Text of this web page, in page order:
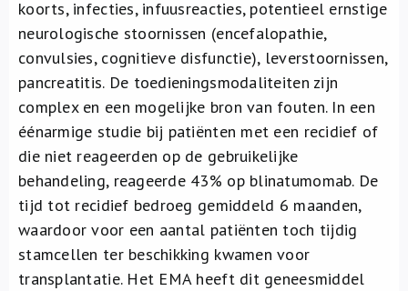
koorts, infecties, infuusreacties, potentieel ernstige
neurologische stoornissen (encefalopathie,
convulsies, cognitieve disfunctie), leverstoornissen,
pancreatitis. De toedieningsmodaliteiten zijn
complex en een mogelijke bron van fouten. In een
éénarmige studie bij patiënten met een recidief of
die niet reageerden op de gebruikelijke
behandeling, reageerde 43% op blinatumomab. De
tijd tot recidief bedroeg gemiddeld 6 maanden,
waardoor voor een aantal patiënten toch tijdig
stamcellen ter beschikking kwamen voor
transplantatie. Het EMA heeft dit geneesmiddel